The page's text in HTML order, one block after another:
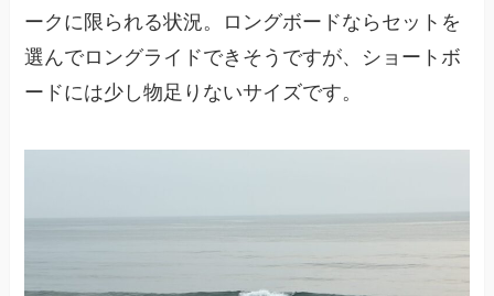
ークに限られる状況。ロングボードならセットを
選んでロングライドできそうですが、ショートボ
ードには少し物足りないサイズです。